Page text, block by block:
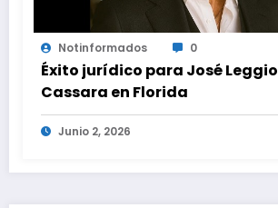
Notinformados 0
Éxito jurídico para José Leggio
Cassara en Florida
Junio 2, 2026